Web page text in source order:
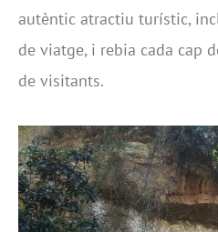
autèntic atractiu turístic,
de viatge, i rebia cada cap
de visitants.